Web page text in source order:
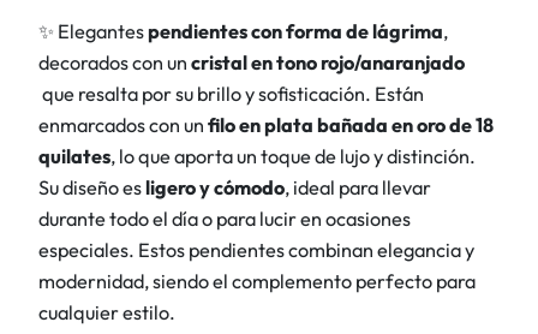
i
m
a
C
r
i
s
t
a
l
✨ Elegantespendientes con forma de lágrima,
decorados con un cristal en tono rojo/anaranjado
que resalta por su brillo y sofisticación. Están
enmarcados con un filo en plata bañada en oro de 18
quilates, lo que aporta un toque de lujo y distinción.
Su diseño esligero y cómodo, ideal para llevar
durante todo el día o para lucir en ocasiones
especiales. Estos pendientes combinan elegancia y
modernidad, siendo el complemento perfecto para
cualquier estilo.